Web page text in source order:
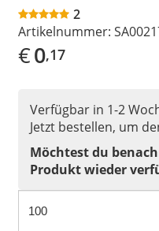
2
Artikelnummer:
€0,17
Verfügbar in 1-2
Jetzt bestellen, um
Möchtest du
Produkt wieder